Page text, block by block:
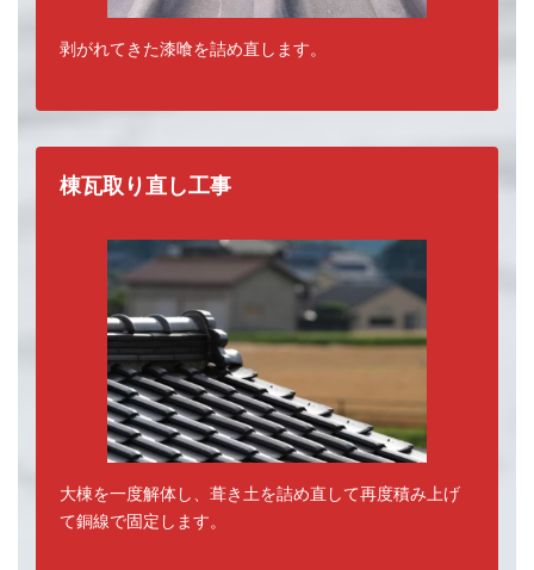
剥がれてきた漆喰を詰め直します。
棟瓦取り直し工事
大棟を一度解体し、葺き土を詰め直して再度積み上げ
て銅線で固定します。